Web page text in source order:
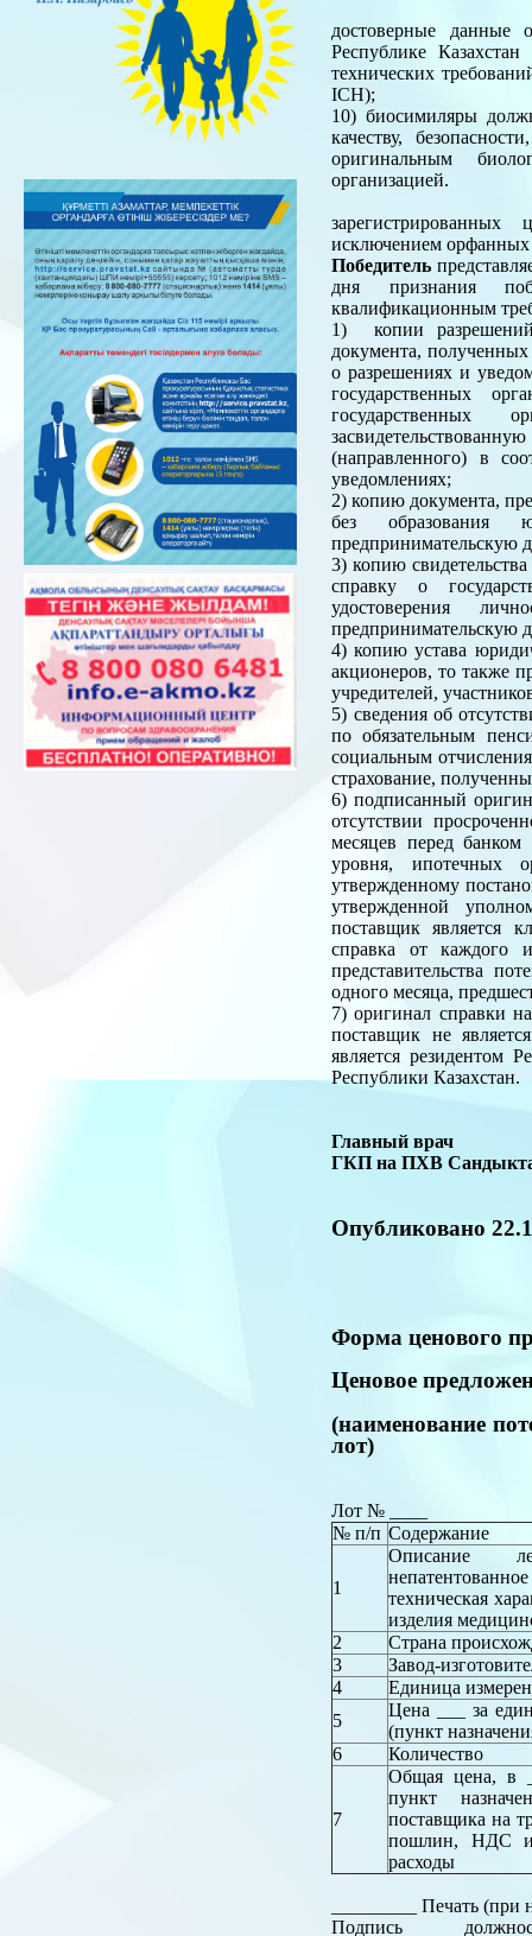
достоверные данные
Республике
технических
ICH);
10) биосимиляры
качеству,
оригинальным
организацией.
исключением орфанных
Победитель
дня признания
квалификационным
1) копии разрешений
документа, полученных
о разрешениях и
государственных
государственных
(направленного) в
уведомлениях;
2) копию документа,
без образования
предпринимательскую
3) копию
справку о
удостоверения
предпринимательскую
4) копию устава
акционеров, то также
учредителей,
5) сведения об
по обязательным
социальным
страхование,
6) подписанный
отсутствии
месяцев перед банком
уровня, ипотечных
утвержденному
утвержденной
поставщик является
справка от каждого
представительства
одного месяца,
7) оригинал справки
поставщик не
является резидентом
Республики Казахстан.
Главный врач
ГКП на ПХВ
Опубликовано
Форма ценового
Ценовое
(наименование
лот)
Лот № ____
№ п/п Содержание
1
Описание
техническая
изделия
2
Страна
3
Завод-
4
Единица
5
Цена ___ за
(пункт
6
Количество
7
Общая цена, в
пункт
поставщика на
пошлин, НДС и
расходы
_________ Печать
Подпись должность,